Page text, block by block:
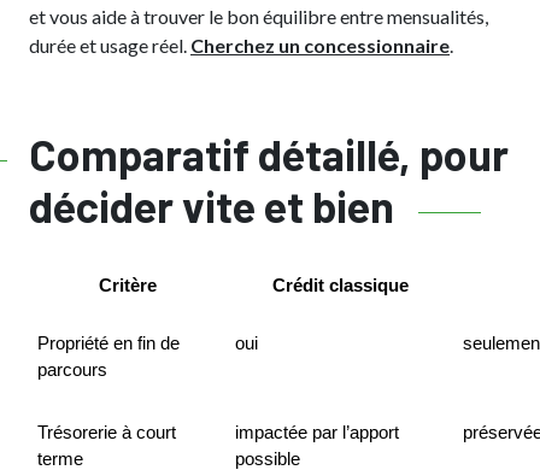
et vous aide à trouver le bon équilibre entre mensualités,
durée et usage réel. Cherchez un concessionnaire.
Comparatif détaillé, pour
décider vite et bien
Critère Crédit classique
Propriété en fin de
parcours
oui
Trésorerie à court
terme
impactée par l’apport
possible